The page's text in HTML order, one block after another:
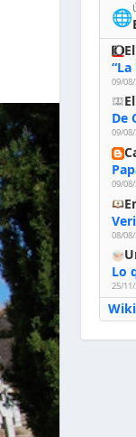
🌐
09/
09/
09/
08/
25/